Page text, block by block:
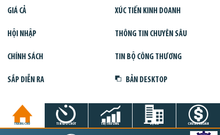
GIÁ CẢ XÚC TIẾN KINH DOANH
HỘI NHẬP THÔNG TIN CHUYÊN SÂU
CHÍNH SÁCH TIN BỘ CÔNG THƯƠNG
SẮP DIỄN RA BẢN DESKTOP
TRANG CHỦ TIN GIỜ CHÓT THỊ TRƯỜNG DỰ ÁN CHỨNG KHOÁN